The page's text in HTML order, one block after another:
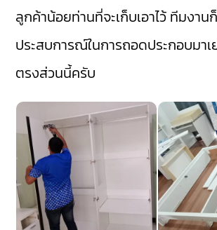
ลูกค้าน้อยท่านที่จะเก็บเอาไว้ ทีมงา
ประสบการณ์ในการถอดประกอบมาเ
ตรงส่วนนี้ครับ